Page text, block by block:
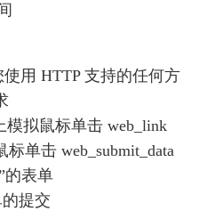
使用 HTTP 支持的任何方
模拟鼠标单击 web_link
单击 web_submit_data
的表单
提交